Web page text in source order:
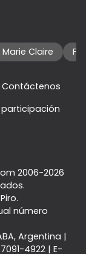
Marie Claire
Contáctenos
participación
2006-2026
número
Argentina |
4922| E-